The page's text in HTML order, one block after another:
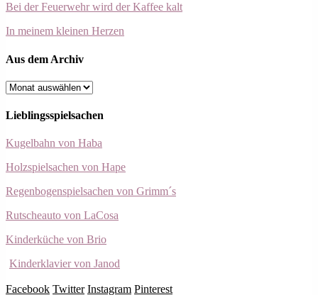
Bei der Feuerwehr wird der Kaffee kalt
In meinem kleinen Herzen
Aus dem Archiv
Aus
Archiv
Lieblingsspielsachen
Kugelbahn von Haba
Holzspielsachen von Hape
Regenbogenspielsachen von Grimm´s
Rutscheauto von LaCosa
Kinderküche von Brio
Kinderklavier von Janod
Facebook Twitter Instagram Pinterest